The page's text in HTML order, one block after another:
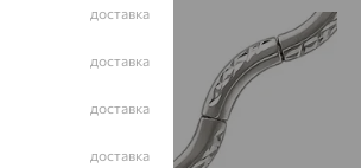
доставка
доставка
доставка
доставка